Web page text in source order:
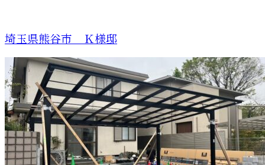
埼玉県熊谷市 Ｋ様邸